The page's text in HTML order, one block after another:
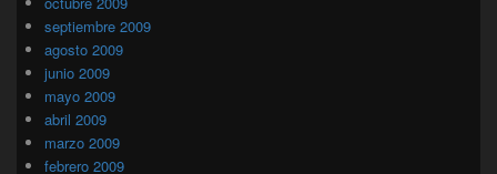
septiembre 2009
agosto 2009
junio 2009
mayo 2009
abril 2009
marzo 2009
febrero 2009